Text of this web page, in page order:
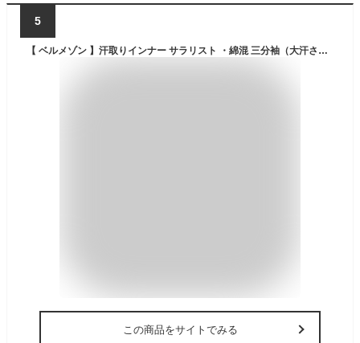
5
【 ベルメゾン 】汗取りインナー サラリスト ・綿混 三分袖（大汗さん）◆ S M L LL 3L ◆◇ 汗取りインナー レディース 女性 インナー 肌着 フレンチ袖 半袖 インナーシャツ 脇汗 大汗 三分袖 綿混 吸水速乾 接触冷感 春夏 夏 汗じみ防止 ◇
この商品をサイトでみる